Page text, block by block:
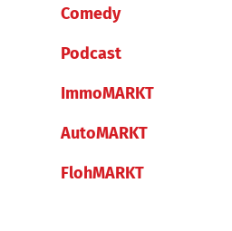
Comedy
Podcast
ImmoMARKT
AutoMARKT
FlohMARKT